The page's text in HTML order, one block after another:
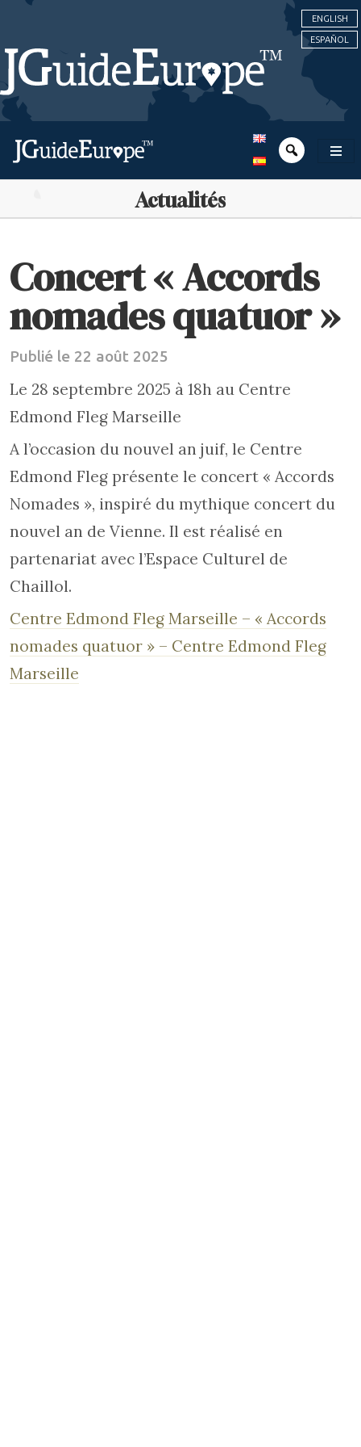
ENGLISH
ESPAÑOL
Actualités
Concert « Accords
nomades quatuor »
Publié le 22 août 2025
Le 28 septembre 2025 à 18h au Centre
Edmond Fleg Marseille
A l’occasion du nouvel an juif, le Centre
Edmond Fleg présente le concert « Accords
Nomades », inspiré du mythique concert du
nouvel an de Vienne. Il est réalisé en
partenariat avec l’Espace Culturel de
Chaillol.
Centre Edmond Fleg Marseille – « Accords
nomades quatuor » – Centre Edmond Fleg
Marseille